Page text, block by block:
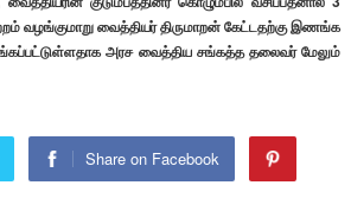
வழங்குமாறு வைத்தியர் திருமாறன் கேட்டதற்கு இணங்க
அரச வைத்திய சங்கத்த தலைவர் மேலும்
Share on Facebook